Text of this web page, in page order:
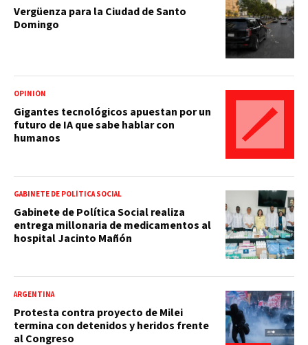
Vergüenza para la Ciudad de Santo
Domingo
OPINIÓN
Gigantes tecnológicos apuestan por un
futuro de IA que sabe hablar con
humanos
GABINETE DE POLÍTICA SOCIAL
Gabinete de Política Social realiza
entrega millonaria de medicamentos al
hospital Jacinto Mañón
ARGENTINA
Protesta contra proyecto de Milei
termina con detenidos y heridos frente
al Congreso